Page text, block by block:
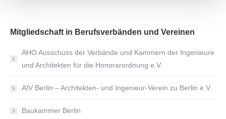
Mitgliedschaft in Berufsverbänden und Vereinen
AHO Ausschuss der Verbände und Kammern der Ingenieure
und Architekten für die Honorarordnung e.V.
AIV Berlin – Architekten- und Ingenieur-Verein zu Berlin e.V.
Baukammer Berlin